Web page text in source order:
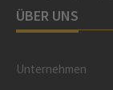
ÜBER UNS
Unternehmen